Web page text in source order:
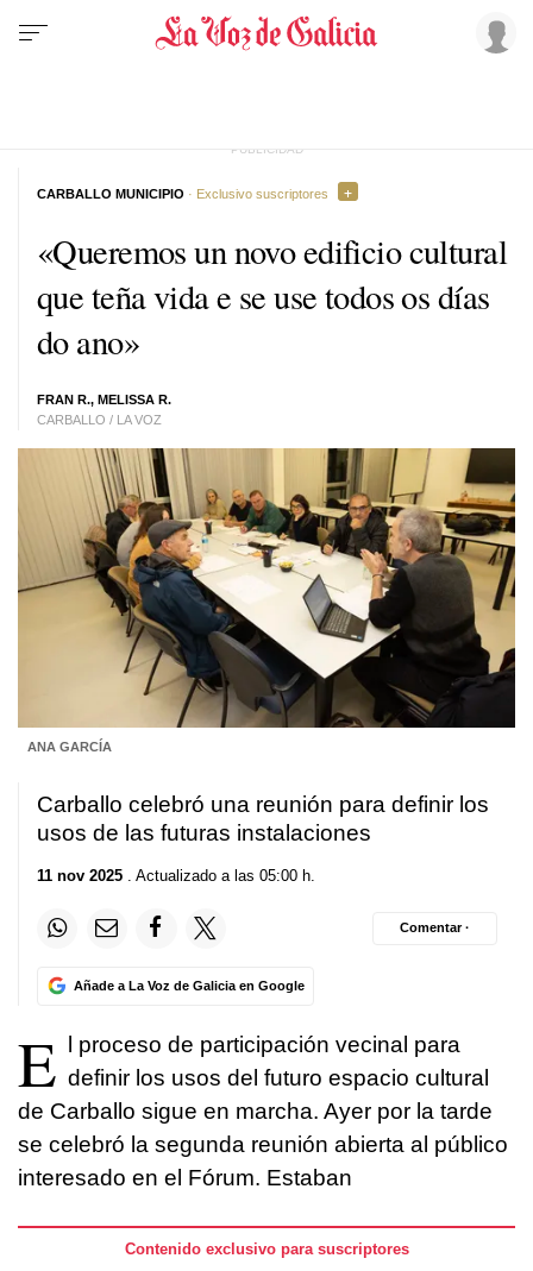
«Queremos un novo edificio cultural
que teña vida e se use todos os días
do ano»
FRAN R., MELISSA R.
CARBALLO / LA VOZ
CARBALLO MUNICIPIO · Exclusivo suscriptores
ANA GARCÍA
Carballo celebró una reunión para definir los
usos de las futuras instalaciones
11 nov 2025 . Actualizado a las 05:00 h.
Añade a La Voz de Galicia en Google
Comentar ·
E l proceso de participación vecinal para
definir los usos del futuro espacio cultural
de Carballo sigue en marcha. Ayer por la tarde
se celebró la segunda reunión abierta al público
interesado en el Fórum. Estaban
Contenido exclusivo para suscriptores